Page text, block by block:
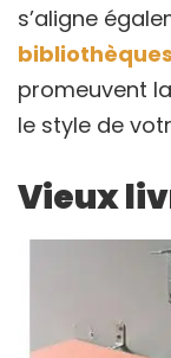
s’aligne
promeuvent
le style de
Vieux